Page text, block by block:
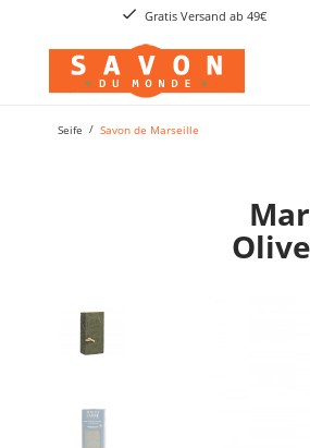
Gratis Versand ab 49€
Seife Savon de Marseille